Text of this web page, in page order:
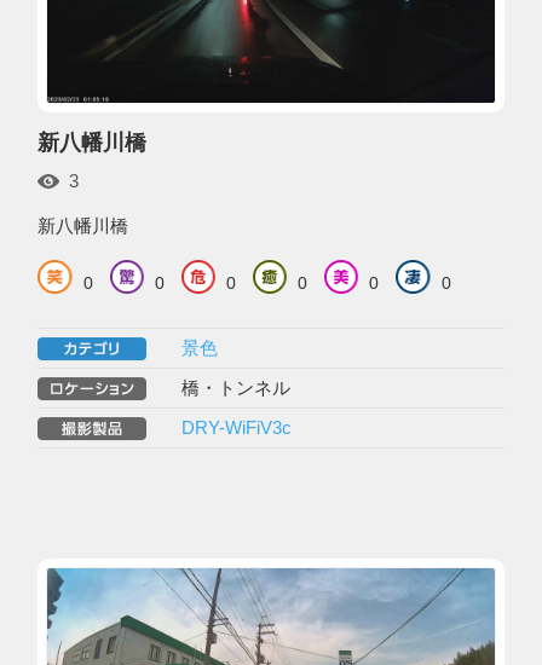
新八幡川橋
3
新八幡川橋
0 0 0 0 0 0
景色
橋・トンネル
DRY-WiFiV3c